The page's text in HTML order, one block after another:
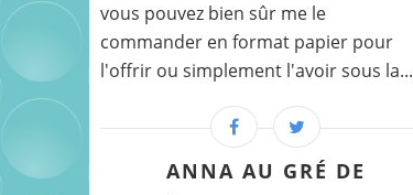
vous pouvez bien sûr me le
commander en format papier pour
l'offrir ou simplement l'avoir sous la...
ANNA AU GRÉ DE